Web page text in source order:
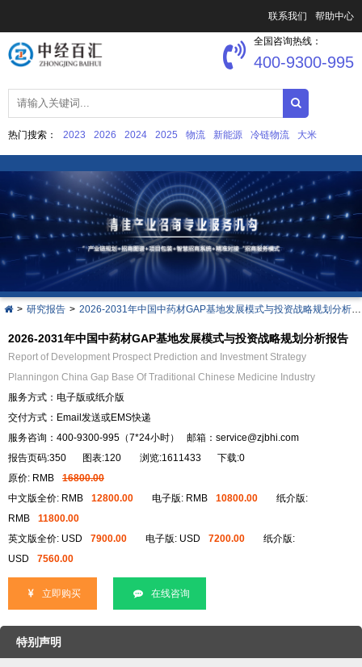
联系我们 帮助中心
热门搜索： 2023 2026 2024 2025 物流 新能源 冷链物流 大米
全国咨询热线：
400-9300-995
> 研究报告 > 2026-2031年中国中药材GAP基地发展模式与投资战略规划分析报告
2026-2031年中国中药材GAP基地发展模式与投资战略规划分析报告
Report of Development Prospect Prediction and Investment Strategy
Planningon China Gap Base Of Traditional Chinese Medicine Industry
服务方式：电子版或纸介版
交付方式：Email发送或EMS快递
服务咨询：400-9300-995（7*24小时） 邮箱：service@zjbhi.com
报告页码:350
图表:120 浏览:1611433
下载:0
原价: RMB
16800.00
中文版全价: RMB
12800.00 电子版: RMB 10800.00
纸介版:
RMB
11800.00
英文版全价: USD
7900.00 电子版: USD 7200.00
纸介版:
USD
7560.00
立即购买 在线咨询
特别声明